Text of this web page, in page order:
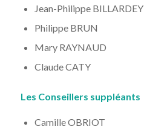
Jean-Philippe BILLARDEY
Philippe BRUN
Mary RAYNAUD
Claude CATY
Les Conseillers suppléants
Camille OBRIOT